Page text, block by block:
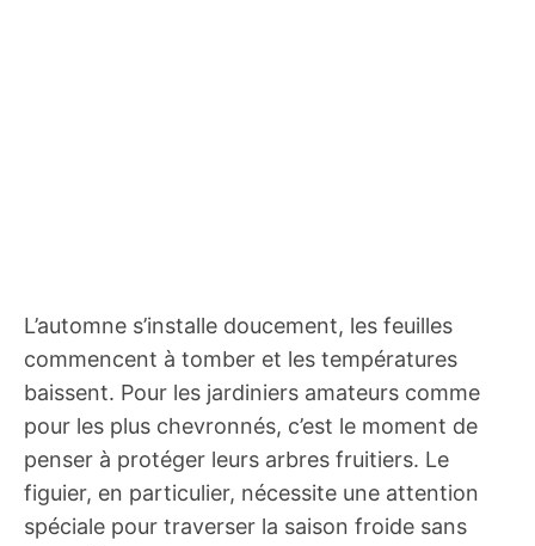
L’automne s’installe doucement, les feuilles
commencent à tomber et les températures
baissent. Pour les jardiniers amateurs comme
pour les plus chevronnés, c’est le moment de
penser à protéger leurs arbres fruitiers. Le
figuier, en particulier, nécessite une attention
spéciale pour traverser la saison froide sans